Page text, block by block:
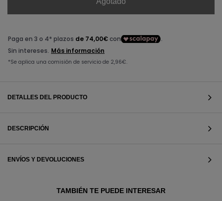
DETALLES DEL PRODUCTO
DESCRIPCIÓN
ENVÍOS Y DEVOLUCIONES
TAMBIÉN TE PUEDE INTERESAR